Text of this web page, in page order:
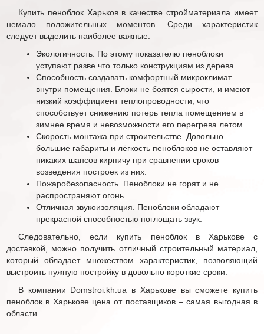
Купить пеноблок Харьков в качестве стройматериала имеет
немало положительных моментов. Среди характеристик
следует выделить наиболее важные:
Экологичность. По этому показателю пеноблоки
уступают разве что только конструкциям из дерева.
Способность создавать комфортный микроклимат
внутри помещения. Блоки не боятся сырости, и имеют
низкий коэффициент теплопроводности, что
способствует снижению потерь тепла помещением в
зимнее время и невозможности его перегрева летом.
Скорость монтажа при строительстве. Довольно
большие габариты и лёгкость пеноблоков не оставляют
никаких шансов кирпичу при сравнении сроков
возведения построек из них.
Пожаробезопасность. Пеноблоки не горят и не
распространяют огонь.
Отличная звукоизоляция. Пеноблоки обладают
прекрасной способностью поглощать звук.
Следовательно, если купить пеноблок в Харькове с
доставкой, можно получить отличный строительный материал,
который обладает множеством характеристик, позволяющий
выстроить нужную постройку в довольно короткие сроки.
В компании Domstroi.kh.ua в Харькове вы сможете купить
пеноблок в Харькове цена от поставщиков – самая выгодная в
области.